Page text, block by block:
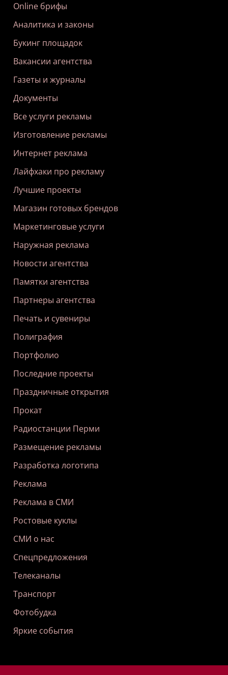
Online брифы
Аналитика и законы
Букинг площадок
Вакансии агентства
Газеты и журналы
Документы
Все услуги рекламы
Изготовление рекламы
Интернет реклама
Лайфхаки про рекламу
Лучшие проекты
Магазин готовых брендов
Маркетинговые услуги
Наружная реклама
Новости агентства
Памятки агентства
Партнеры агентства
Печать и сувениры
Полиграфия
Портфолио
Последние проекты
Праздничные открытия
Прокат
Радиостанции Перми
Размещение рекламы
Разработка логотипа
Реклама
Реклама в СМИ
Ростовые куклы
СМИ о нас
Спецпредложения
Телеканалы
Транспорт
Фотобудка
Яркие события